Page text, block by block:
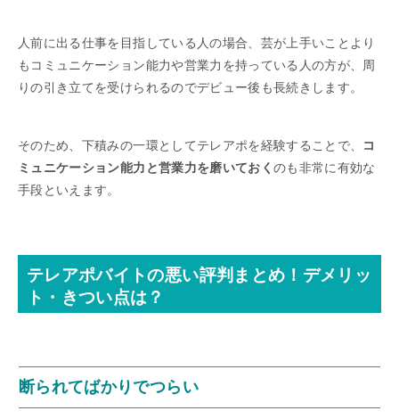
人前に出る仕事を目指している人の場合、芸が上手いことより
もコミュニケーション能力や営業力を持っている人の方が、周
りの引き立てを受けられるのでデビュー後も長続きします。
そのため、下積みの一環としてテレアポを経験することで、 コ
ミュニケーション能力と営業力を磨いておくのも非常に有効な
手段といえます。
テレアポバイトの悪い評判まとめ！デメリッ
ト・きつい点は？
断られてばかりでつらい